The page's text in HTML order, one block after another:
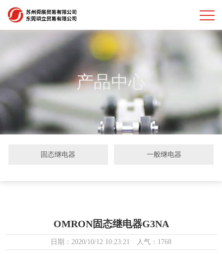
产品中心
固态继电器 一般继电器
OMRON固态继电器G3NA
日期：2020/10/12 10:23:21 人气：1768